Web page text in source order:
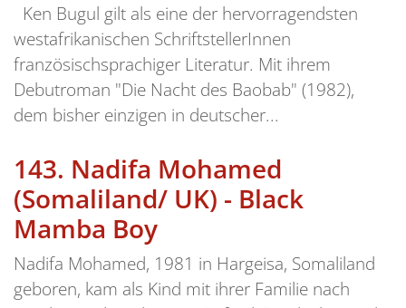
Ken Bugul gilt als eine der hervorragendsten
westafrikanischen SchriftstellerInnen
französischsprachiger Literatur. Mit ihrem
Debutroman "Die Nacht des Baobab" (1982),
dem bisher einzigen in deutscher...
143. Nadifa Mohamed
(Somaliland/ UK) - Black
Mamba Boy
Nadifa Mohamed, 1981 in Hargeisa, Somaliland
geboren, kam als Kind mit ihrer Familie nach